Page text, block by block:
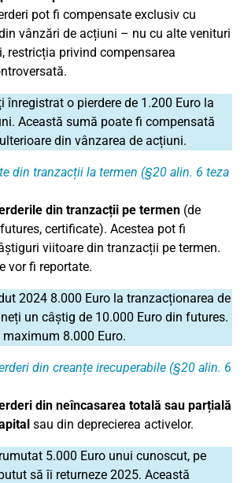
pot fi compensate exclusiv cu
vânzări de acțiuni – nu cu alte venituri
restricția privind compensarea
înregistrat o pierdere de 1.200 Euro la
Această sumă poate fi compensată
din vânzarea de acțiuni.
din tranzacții la termen (§20 alin. 6 teza
din tranzacții pe termen (de
certificate). Acestea pot fi
viitoare din tranzacții pe termen.
vor fi reportate.
2024 8.000 Euro la tranzacționarea de
un câștig de 10.000 Euro din futures.
8.000 Euro.
din creanțe irecuperabile (§20 alin. 6
din neîncasarea totală sau parțială
sau din deprecierea activelor.
5.000 Euro unui cunoscut, pe
să îi returneze 2025. Această